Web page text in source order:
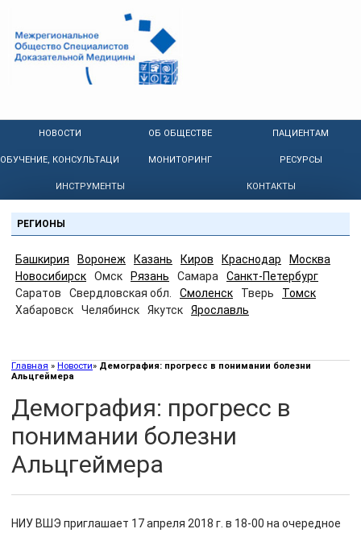
НОВОСТИ ОБ ОБЩЕСТВЕ ПАЦИЕНТАМ
ОБУЧЕНИЕ, КОНСУЛЬТАЦИИ МОНИТОРИНГ РЕСУРСЫ
ИНСТРУМЕНТЫ КОНТАКТЫ
РЕГИОНЫ
Башкирия Воронеж Казань Киров Краснодар
Москва
Новосибирск
Омск Рязань Самара
Санкт-Петербург
Саратов
Свердловская обл. Смоленск Тверь
Томск
Хабаровск
Челябинск Якутск Ярославль
Главная » Новости» Демография: прогресс в понимании болезни
Альцгеймера
Демография: прогресс в
понимании болезни
Альцгеймера
НИУ ВШЭ приглашает 17 апреля 2018 г. в 18-00 на очередное